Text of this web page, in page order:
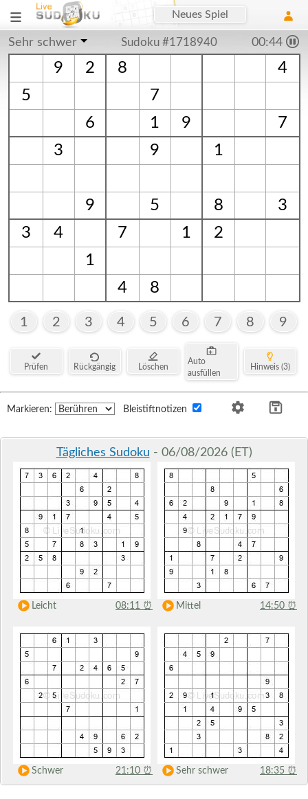
Neues Spiel
Sehr schwer Sudoku #1718940 00:44
9 2 8
4
5
7
6
1 9
7
3
9 1
9 5 8
3
3
4 7 1
2
1
4
8
1 2 3 4 5 6 7 8 9
Prüfen Rückgängig Löschen
Auto
ausfüllen
Hinweis (3)
Markieren: Bleistiftnotizen
Tägliches Sudoku - 06/08/2026 (ET)
Leicht 08:11 ⏰ Mittel 14:50 ⏰
Schwer 21:10 ⏰ Sehr schwer 18:35 ⏰